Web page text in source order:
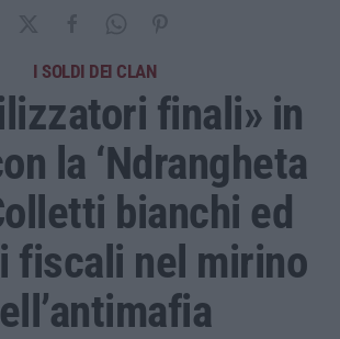
I SOLDI DEI CLAN
finali» in
la ‘Ndrangheta
bianchi ed
fiscali nel mirino